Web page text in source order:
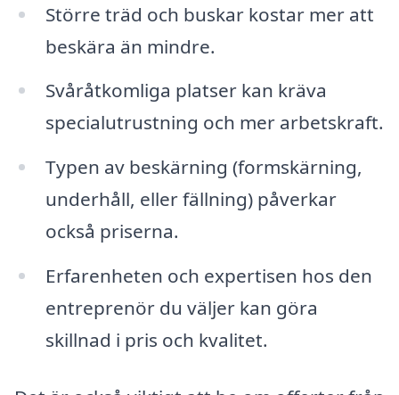
Större träd och buskar kostar mer att
beskära än mindre.
Svåråtkomliga platser kan kräva
specialutrustning och mer arbetskraft.
Typen av beskärning (formskärning,
underhåll, eller fällning) påverkar
också priserna.
Erfarenheten och expertisen hos den
entreprenör du väljer kan göra
skillnad i pris och kvalitet.